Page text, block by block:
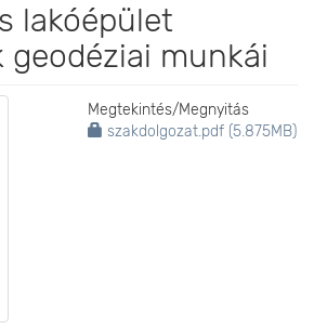
lakóépület
geodéziai munkái
Megtekintés/Megnyitás
szakdolgozat.pdf (5.875MB)